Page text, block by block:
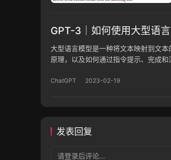
GPT-3｜如何使用大型语
大型语言模型是一种将文本映射到文
原理，以及如何通过指令提示、完成
ChatGPT 2023-02-19
发表回复
请登录后评论...